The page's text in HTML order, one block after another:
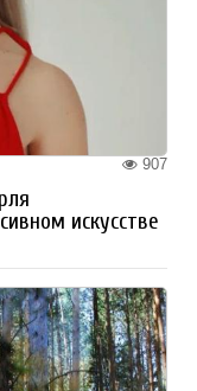
907
искусстве